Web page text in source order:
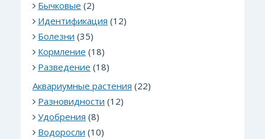
Бычковые (2)
Идентификация (12)
Болезни (35)
Кормление (18)
Разведение (18)
Аквариумные растения (22)
Разновидности (12)
Удобрения (8)
Водоросли (10)